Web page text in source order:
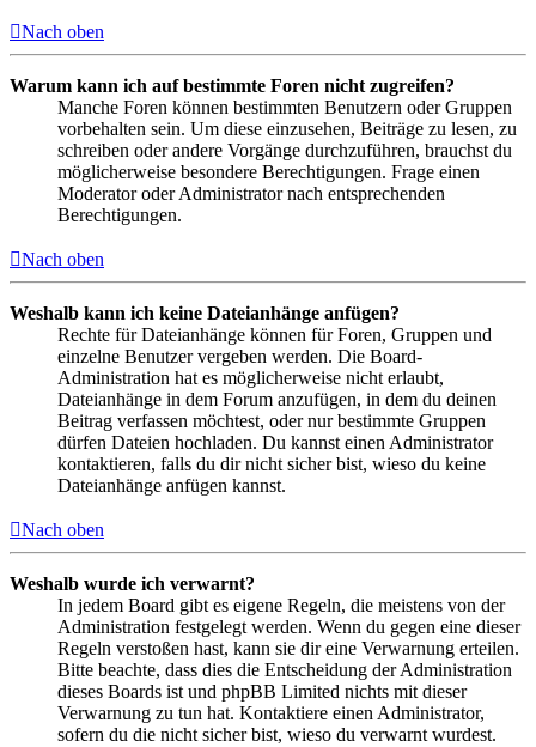
Nach oben
Warum kann ich auf bestimmte Foren nicht zugreifen?
Manche Foren können bestimmten Benutzern oder Gruppen
vorbehalten sein. Um diese einzusehen, Beiträge zu lesen, zu
schreiben oder andere Vorgänge durchzuführen, brauchst du
möglicherweise besondere Berechtigungen. Frage einen
Moderator oder Administrator nach entsprechenden
Berechtigungen.
Nach oben
Weshalb kann ich keine Dateianhänge anfügen?
Rechte für Dateianhänge können für Foren, Gruppen und
einzelne Benutzer vergeben werden. Die Board-
Administration hat es möglicherweise nicht erlaubt,
Dateianhänge in dem Forum anzufügen, in dem du deinen
Beitrag verfassen möchtest, oder nur bestimmte Gruppen
dürfen Dateien hochladen. Du kannst einen Administrator
kontaktieren, falls du dir nicht sicher bist, wieso du keine
Dateianhänge anfügen kannst.
Nach oben
Weshalb wurde ich verwarnt?
In jedem Board gibt es eigene Regeln, die meistens von der
Administration festgelegt werden. Wenn du gegen eine dieser
Regeln verstoßen hast, kann sie dir eine Verwarnung erteilen.
Bitte beachte, dass dies die Entscheidung der Administration
dieses Boards ist und phpBB Limited nichts mit dieser
Verwarnung zu tun hat. Kontaktiere einen Administrator,
sofern du die nicht sicher bist, wieso du verwarnt wurdest.